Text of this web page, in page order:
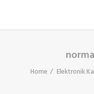
HASTA KOLTUĞU
Home Elektronik